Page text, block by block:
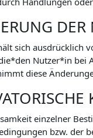
sich ausdrücklich
Nutzer*in bei
diese
einzelner
bzw. der